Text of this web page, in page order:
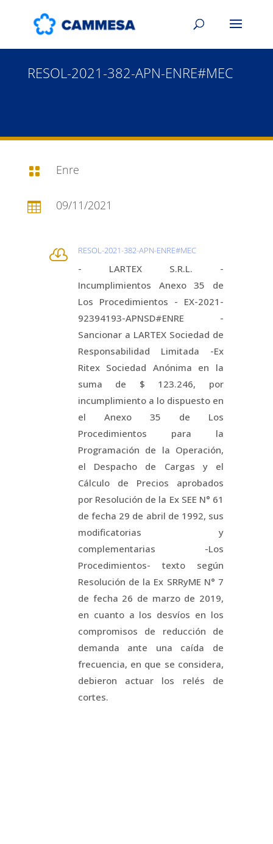
RESOL-2021-382-APN-ENRE#MEC
 Enre
 09/11/2021
 RESOL-2021-382-APN-ENRE#MEC
- LARTEX S.R.L. -
Incumplimientos Anexo 35 de
Los Procedimientos - EX-2021-
92394193-APNSD#ENRE -
Sancionar a LARTEX Sociedad de
Responsabilidad Limitada -Ex
Ritex Sociedad Anónima en la
suma de $ 123.246, por
incumplimiento a lo dispuesto en
el Anexo 35 de Los
Procedimientos para la
Programación de la Operación,
el Despacho de Cargas y el
Cálculo de Precios aprobados
por Resolución de la Ex SEE N° 61
de fecha 29 de abril de 1992, sus
modificatorias y
complementarias -Los
Procedimientos- texto según
Resolución de la Ex SRRyME N° 7
de fecha 26 de marzo de 2019,
en cuanto a los desvíos en los
compromisos de reducción de
demanda ante una caída de
frecuencia, en que se considera,
debieron actuar los relés de
cortes.